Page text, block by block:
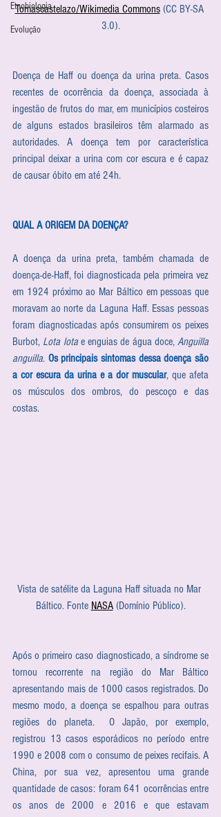
Etnobiologia
Evolução
Tomascastelazo/Wikimedia Commons (CC BY-SA
3.0).
Doença de Haff ou doença da urina preta. Casos
recentes de ocorrência da doença, associada à
ingestão de frutos do mar, em municípios costeiros
de alguns estados brasileiros têm alarmado as
autoridades. A doença tem por característica
principal deixar a urina com cor escura e é capaz
de causar óbito em até 24h.
QUAL A ORIGEM DA DOENÇA?
A doença da urina preta, também chamada de
doença-de-Haff, foi diagnosticada pela primeira vez
em 1924 próximo ao Mar Báltico em pessoas que
moravam ao norte da Laguna Haff. Essas pessoas
foram diagnosticadas após consumirem os peixes
Burbot, Lota lota e enguias de água doce, Anguilla
anguilla. Os principais sintomas dessa doença são
a cor escura da urina e a dor muscular, que afeta
os músculos dos ombros, do pescoço e das
costas.
Vista de satélite da Laguna Haff situada no Mar
Báltico. Fonte NASA (Domínio Público).
Após o primeiro caso diagnosticado, a síndrome se
tornou recorrente na região do Mar Báltico
apresentando mais de 1000 casos registrados. Do
mesmo modo, a doença se espalhou para outras
regiões do planeta.  O Japão, por exemplo,
registrou 13 casos esporádicos no período entre
1990 e 2008 com o consumo de peixes recifais. A
China, por sua vez, apresentou uma grande
quantidade de casos: foram 641 ocorrências entre
os anos de 2000 e 2016 e que estavam